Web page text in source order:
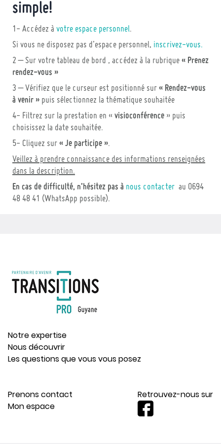
simple!
1- Accédez à votre espace personnel.
Si vous ne disposez pas d’espace personnel, inscrivez-vous.
2 – Sur votre tableau de bord , accédez à la rubrique « Prenez
rendez-vous »
3 – Vérifiez que le curseur est positionné sur « Rendez-vous
à venir » puis sélectionnez la thématique souhaitée
4- Filtrez sur la prestation en « visioconférence » puis
choisissez la date souhaitée.
5- Cliquez sur « Je participe ».
Veillez à prendre connaissance des informations renseignées
dans la description.
En cas de difficulté, n’hésitez pas à nous contacter au 0694
48 48 41 (WhatsApp possible).
Notre expertise
Nous découvrir
Les questions que vous vous posez
Prenons contact
Mon espace
Retrouvez-nous sur